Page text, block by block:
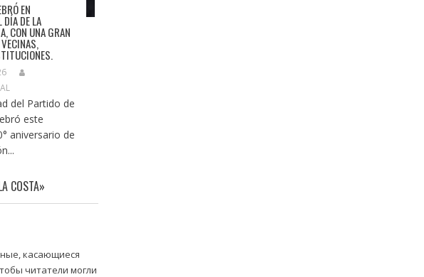
EN
DÍA DE LA
CON UNA GRAN
del Partido de
este
aniversario de
COSTA»
касающиеся
читатели могли